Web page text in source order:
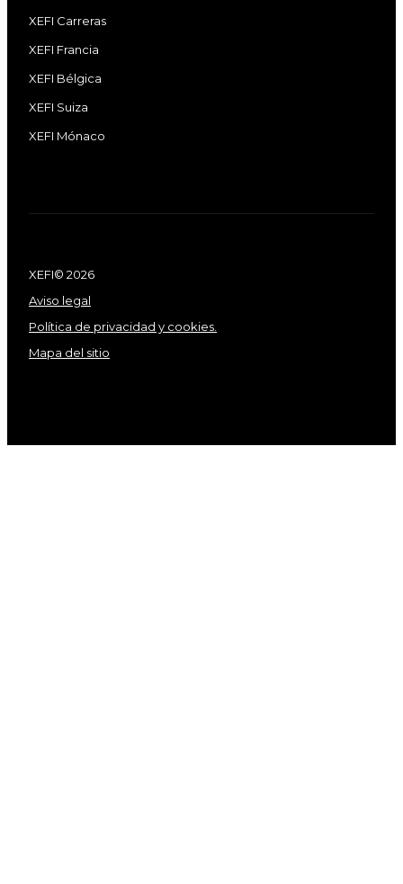
XEFI Carreras
XEFI Francia
XEFI Bélgica
XEFI Suiza
XEFI Mónaco
XEFI© 2026
Aviso legal
Política de privacidad y cookies.
Mapa del sitio